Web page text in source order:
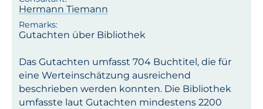
Hermann Tiemann
Gutachten über Bibliothek
Das Gutachten umfasst 704 Buchtitel, die für
eine Werteinschätzung ausreichend
beschrieben werden konnten. Die Bibliothek
umfasste laut Gutachten mindestens 2200